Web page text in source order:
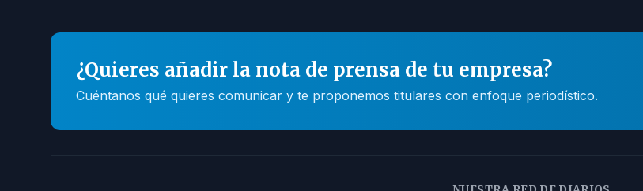
¿Quieres añadir la nota de prensa de tu empresa?
Cuéntanos qué quieres comunicar y te proponemos titulares con enfoque periodístico.